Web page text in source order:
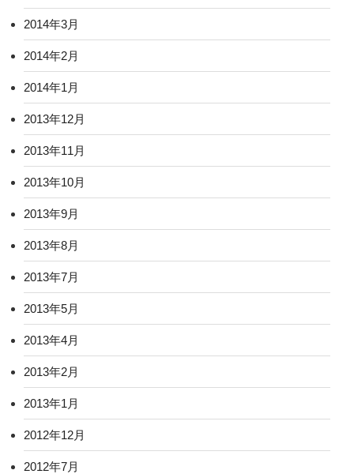
2014年3月
2014年2月
2014年1月
2013年12月
2013年11月
2013年10月
2013年9月
2013年8月
2013年7月
2013年5月
2013年4月
2013年2月
2013年1月
2012年12月
2012年7月